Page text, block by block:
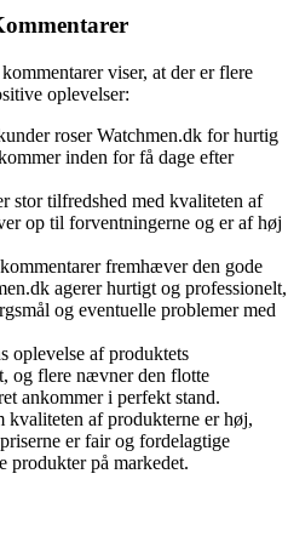
viser, at der er flere
oplevelser:
roser Watchmen.dk for hurtig
inden for få dage efter
stor tilfredshed med kvaliteten af
op til forventningerne og er af høj
fremhæver den gode
agerer hurtigt og professionelt,
og eventuelle problemer med
oplevelse af produktets
og flere nævner den flotte
ankommer i perfekt stand.
kvaliteten af produkterne er høj,
er fair og fordelagtige
produkter på markedet.